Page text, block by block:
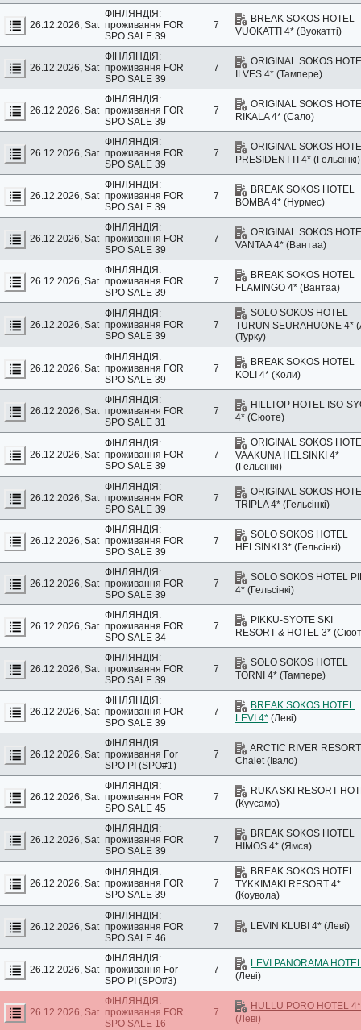
26.12.2026, Sat
ФІНЛЯНДІЯ:
проживання FOR
SPO SALE 39
7
BREAK SOKOS HOTEL
VUOKATTI 4* (Вуокатті)
26.12.2026, Sat
ФІНЛЯНДІЯ:
проживання FOR
SPO SALE 39
7
ORIGINAL SOKOS
ILVES 4* (Тампере)
26.12.2026, Sat
ФІНЛЯНДІЯ:
проживання FOR
SPO SALE 39
7
ORIGINAL SOKOS
RIKALA 4* (Сало)
26.12.2026, Sat
ФІНЛЯНДІЯ:
проживання FOR
SPO SALE 39
7
ORIGINAL SOKOS
PRESIDENTTI 4* (Гельсінкі)
26.12.2026, Sat
ФІНЛЯНДІЯ:
проживання FOR
SPO SALE 39
7
BREAK SOKOS HOTEL
BOMBA 4* (Нурмес)
26.12.2026, Sat
ФІНЛЯНДІЯ:
проживання FOR
SPO SALE 39
7
ORIGINAL SOKOS
VANTAA 4* (Вантаа)
26.12.2026, Sat
ФІНЛЯНДІЯ:
проживання FOR
SPO SALE 39
7
BREAK SOKOS HOTEL
FLAMINGO 4* (Вантаа)
26.12.2026, Sat
ФІНЛЯНДІЯ:
проживання FOR
SPO SALE 39
7
SOLO SOKOS HOTEL
TURUN SEURAHUONE 4*
(Турку)
26.12.2026, Sat
ФІНЛЯНДІЯ:
проживання FOR
SPO SALE 39
7
BREAK SOKOS HOTEL
KOLI 4* (Коли)
26.12.2026, Sat
ФІНЛЯНДІЯ:
проживання FOR
SPO SALE 31
7
HILLTOP HOTEL ISO-
4* (Сюоте)
26.12.2026, Sat
ФІНЛЯНДІЯ:
проживання FOR
SPO SALE 39
7
ORIGINAL SOKOS
VAAKUNA HELSINKI 4*
(Гельсінкі)
26.12.2026, Sat
ФІНЛЯНДІЯ:
проживання FOR
SPO SALE 39
7
ORIGINAL SOKOS
TRIPLA 4* (Гельсінкі)
26.12.2026, Sat
ФІНЛЯНДІЯ:
проживання FOR
SPO SALE 39
7
SOLO SOKOS HOTEL
HELSINKI 3* (Гельсінкі)
26.12.2026, Sat
ФІНЛЯНДІЯ:
проживання FOR
SPO SALE 39
7
SOLO SOKOS HOTEL
4* (Гельсінкі)
26.12.2026, Sat
ФІНЛЯНДІЯ:
проживання FOR
SPO SALE 34
7
PIKKU-SYOTE SKI
RESORT & HOTEL 3*
26.12.2026, Sat
ФІНЛЯНДІЯ:
проживання FOR
SPO SALE 39
7
SOLO SOKOS HOTEL
TORNI 4* (Тампере)
26.12.2026, Sat
ФІНЛЯНДІЯ:
проживання FOR
SPO SALE 39
7
BREAK SOKOS HOTEL
LEVI 4* (Леві)
26.12.2026, Sat
ФІНЛЯНДІЯ:
проживання For
SPO PI (SPO#1)
7
ARCTIC RIVER RESORT
Chalet (Івало)
26.12.2026, Sat
ФІНЛЯНДІЯ:
проживання FOR
SPO SALE 45
7
RUKA SKI RESORT
(Куусамо)
26.12.2026, Sat
ФІНЛЯНДІЯ:
проживання FOR
SPO SALE 39
7
BREAK SOKOS HOTEL
HIMOS 4* (Ямся)
26.12.2026, Sat
ФІНЛЯНДІЯ:
проживання FOR
SPO SALE 39
7
BREAK SOKOS HOTEL
TYKKIMAKI RESORT 4*
(Коувола)
26.12.2026, Sat
ФІНЛЯНДІЯ:
проживання FOR
SPO SALE 46
7 LEVIN KLUBI 4* (Леві)
26.12.2026, Sat
ФІНЛЯНДІЯ:
проживання For
SPO PI (SPO#3)
7
LEVI PANORAMA
(Леві)
26.12.2026, Sat
ФІНЛЯНДІЯ:
проживання FOR
SPO SALE 16
7
HULLU PORO HOTEL 4*
(Леві)